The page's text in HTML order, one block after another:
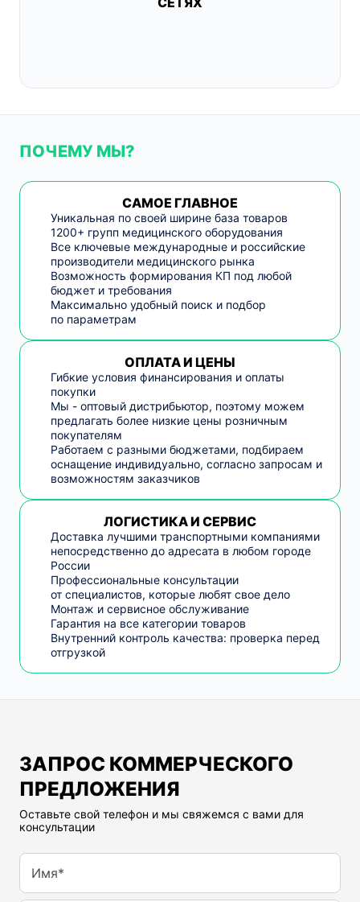
ПОЧЕМУ МЫ?
САМОЕ ГЛАВНОЕ
Уникальная по своей ширине база товаров
1200+ групп медицинского оборудования
Все ключевые международные и российские
производители медицинского рынка
Возможность формирования КП под любой
бюджет и требования
Максимально удобный поиск и подбор
по параметрам
ОПЛАТА И ЦЕНЫ
Гибкие условия финансирования и оплаты
покупки
Мы - оптовый дистрибьютор, поэтому можем
предлагать более низкие цены розничным
покупателям
Работаем с разными бюджетами, подбираем
оснащение индивидуально, согласно запросам и
возможностям заказчиков
ЛОГИСТИКА И СЕРВИС
Доставка лучшими транспортными компаниями
непосредственно до адресата в любом городе
России
Профессиональные консультации
от специалистов, которые любят свое дело
Монтаж и сервисное обслуживание
Гарантия на все категории товаров
Внутренний контроль качества: проверка перед
отгрузкой
ЗАПРОС КОММЕРЧЕСКОГО
ПРЕДЛОЖЕНИЯ
Оставьте свой телефон и мы свяжемся с вами для
консультации
Имя*